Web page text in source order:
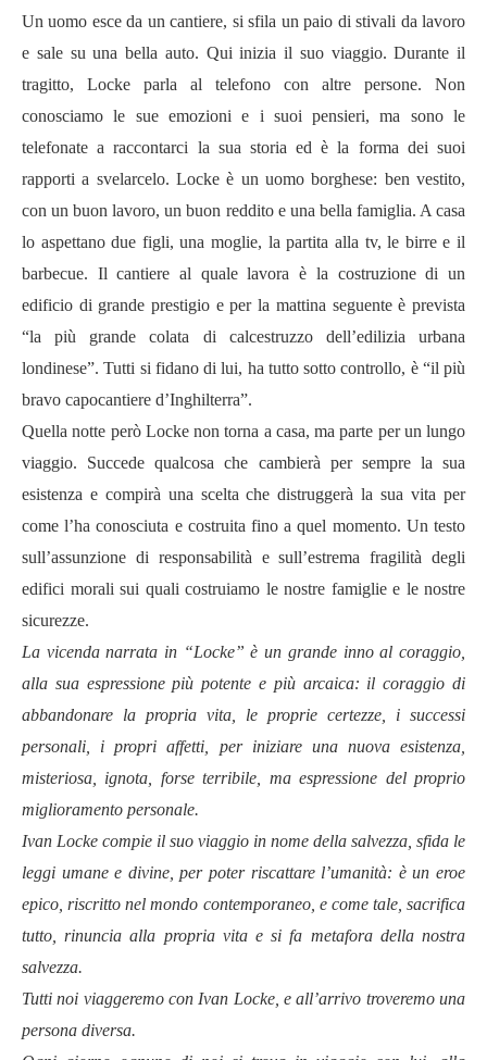
Un uomo esce da un cantiere, si sfila un paio di stivali da lavoro
e sale su una bella auto. Qui inizia il suo viaggio. Durante il
tragitto, Locke parla al telefono con altre persone. Non
conosciamo le sue emozioni e i suoi pensieri, ma sono le
telefonate a raccontarci la sua storia ed è la forma dei suoi
rapporti a svelarcelo. Locke è un uomo borghese: ben vestito,
con un buon lavoro, un buon reddito e una bella famiglia. A casa
lo aspettano due figli, una moglie, la partita alla tv, le birre e il
barbecue. Il cantiere al quale lavora è la costruzione di un
edificio di grande prestigio e per la mattina seguente è prevista
“la più grande colata di calcestruzzo dell’edilizia urbana
londinese”. Tutti si fidano di lui, ha tutto sotto controllo, è “il più
bravo capocantiere d’Inghilterra”.
Quella notte però Locke non torna a casa, ma parte per un lungo
viaggio. Succede qualcosa che cambierà per sempre la sua
esistenza e compirà una scelta che distruggerà la sua vita per
come l’ha conosciuta e costruita fino a quel momento. Un testo
sull’assunzione di responsabilità e sull’estrema fragilità degli
edifici morali sui quali costruiamo le nostre famiglie e le nostre
sicurezze.
La vicenda narrata in “Locke” è un grande inno al coraggio,
alla sua espressione più potente e più arcaica: il coraggio di
abbandonare la propria vita, le proprie certezze, i successi
personali, i propri affetti, per iniziare una nuova esistenza,
misteriosa, ignota, forse terribile, ma espressione del proprio
miglioramento personale.
Ivan Locke compie il suo viaggio in nome della salvezza, sfida le
leggi umane e divine, per poter riscattare l’umanità: è un eroe
epico, riscritto nel mondo contemporaneo, e come tale, sacrifica
tutto, rinuncia alla propria vita e si fa metafora della nostra
salvezza.
Tutti noi viaggeremo con Ivan Locke, e all’arrivo troveremo una
persona diversa.